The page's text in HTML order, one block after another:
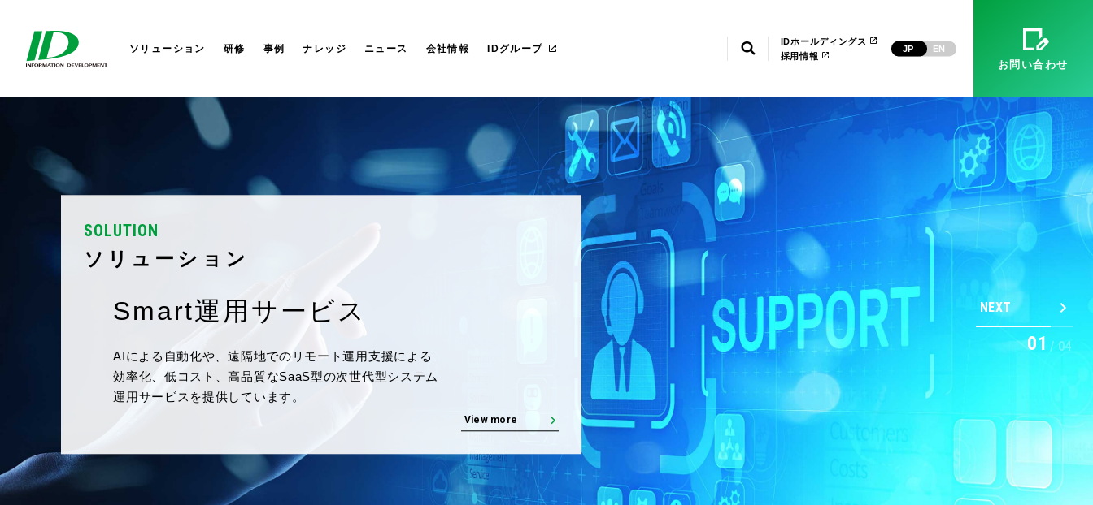
ソリューション 研修 事例 ナレッジ ニュース 会社情報 IDグループ
IDホールディングス
採用情報
JP EN
お問い合わせ
検索
研修サービス
ITIL®4リーダー DITS コラム お役立ち資料ダウンロード
コーポレートガバナンス 電子公告
IDシンガポール
ソリューション
IDセキュリティサービスブランド
「ID-Ashura」
IDの蓄積したサイバーセキュリティのノウハウや、ビジ
ネスパートナーとの協業体制を生かし、お客様の安定的
NEXT
02 / 04